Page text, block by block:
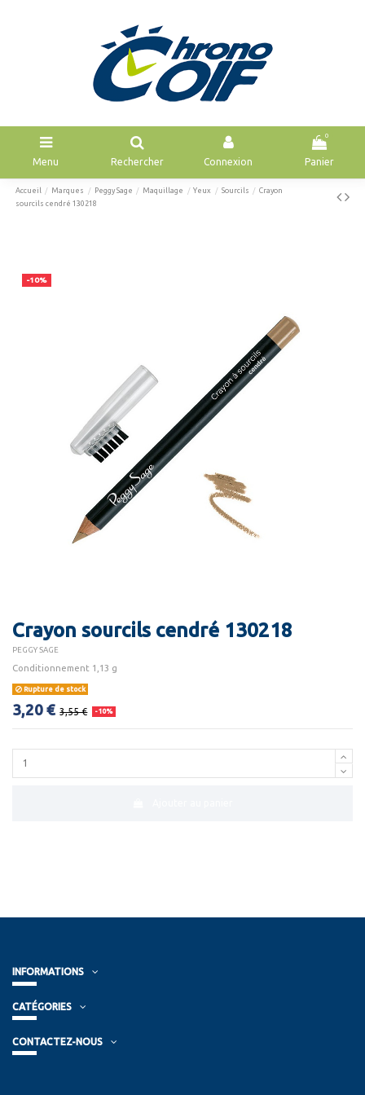
Menu Rechercher Connexion
0
Panier
Accueil Marques Peggy Sage Maquillage Yeux Sourcils
Crayon
sourcils cendré 130218
-10%
Crayon sourcils cendré 130218
PEGGY SAGE
Conditionnement 1,13 g
Rupture de stock
3,20 € 3,55 € -10%
INFORMATIONS
CATÉGORIES
CONTACTEZ-NOUS